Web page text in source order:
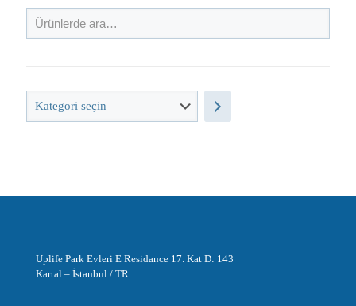
Kategori
Uplife Park Evleri E Residance 17. Kat D: 143
Kartal – İstanbul / TR